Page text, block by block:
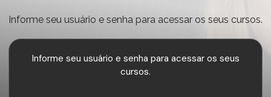
Informe seu usuário e senha para acessar os seus cursos.
Informe seu usuário e senha para acessar os seus
cursos.